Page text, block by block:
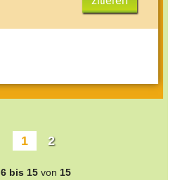
1 2
6 bis 15 von 15